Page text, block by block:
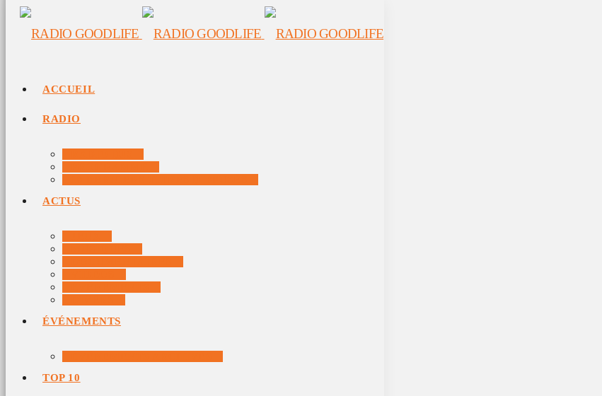
ACCUEIL
RADIO
ACTUS
ÉVÉNEMENTS
TOP 10